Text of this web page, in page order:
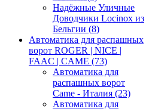
Надёжные Уличные
Доводчики Locinox из
Бельгии (8)
Автоматика для распашных
ворот ROGER | NICE |
FAAC | CAME (73)
Автоматика для
распашных ворот
Came - Италия (23)
Автоматика для